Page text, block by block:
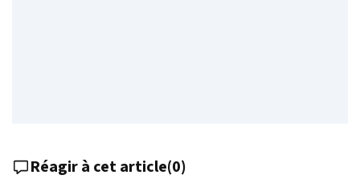
Réagir à cet article(0)